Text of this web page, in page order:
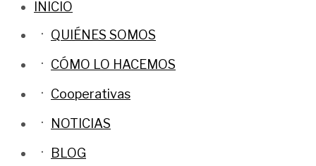
INICIO
QUIÉNES SOMOS
CÓMO LO HACEMOS
Cooperativas
NOTICIAS
BLOG